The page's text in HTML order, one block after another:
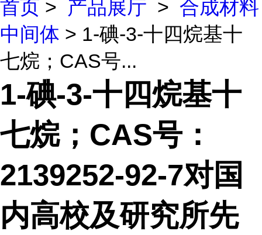
首页 > 产品展厅 > 合成材料
中间体 > 1-碘-3-十四烷基十
七烷；CAS号...
1-碘-3-十四烷基十
七烷；CAS号：
2139252-92-7对国
内高校及研究所先